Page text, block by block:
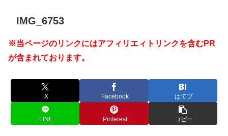
IMG_6753
※当ページのリンクにはアフィリエィトリンクを含むPR
が含まれております。
X Facebook はてブ
LINE Pinterest コピー